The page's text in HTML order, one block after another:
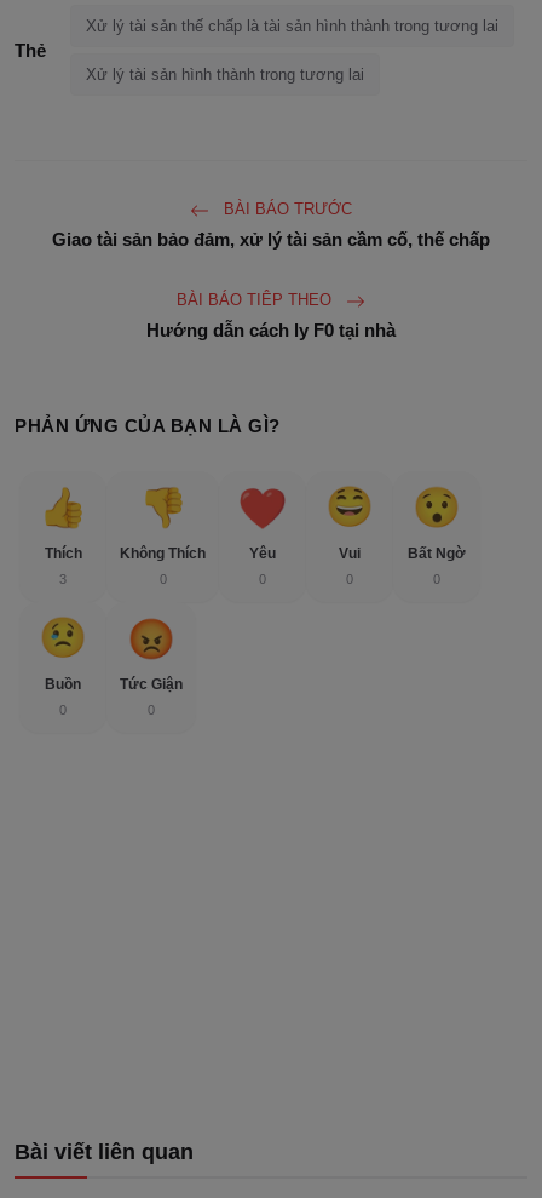
Thẻ
Xử lý tài sản thế chấp là tài sản hình thành trong tương lai
Xử lý tài sản hình thành trong tương lai
BÀI BÁO TRƯỚC
Giao tài sản bảo đảm, xử lý tài sản cầm cố, thế chấp
BÀI BÁO TIÊP THEO
Hướng dẫn cách ly F0 tại nhà
PHẢN ỨNG CỦA BẠN LÀ GÌ?
Thích
3
Không Thích
0
Yêu
0
Vui
0
Bất Ngờ
0
Buồn
0
Tức Giận
0
Bài viết liên quan